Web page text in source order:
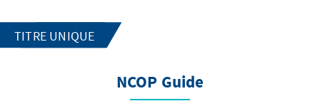
TITRE UNIQUE
NCOP Guide